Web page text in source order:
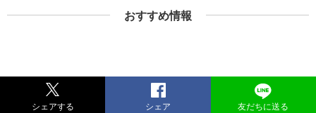
おすすめ情報
シェアする シェア 友だちに送る